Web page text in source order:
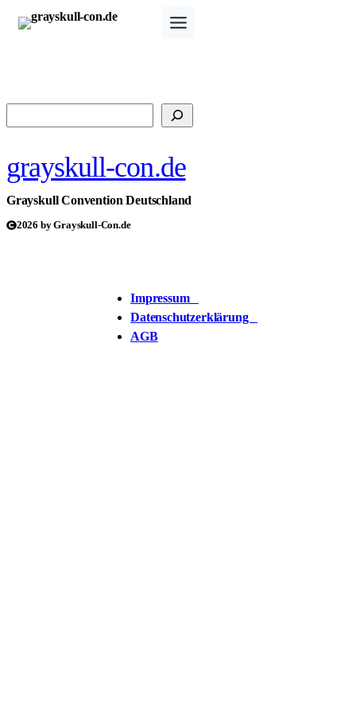
Zum
Inhalt
grayskull-con.de
Grayskull Convention Deutschland
2026 by Grayskull-Con.de
Impressum
Datenschutzerklärung
AGB